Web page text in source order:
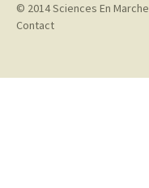
© 2014Sciences En Marche
Contact